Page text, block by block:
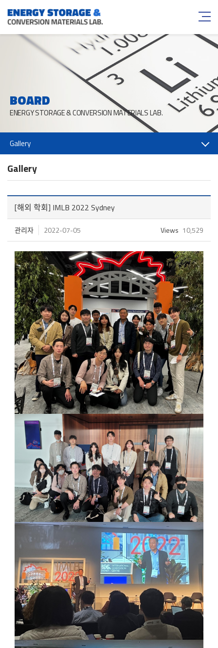
BOARD
ENERGY STORAGE & CONVERSION MATERIALS LAB.
Gallery
Gallery
[해외 학회] IMLB 2022 Sydney
관리자 2022-07-05 Views 10,529